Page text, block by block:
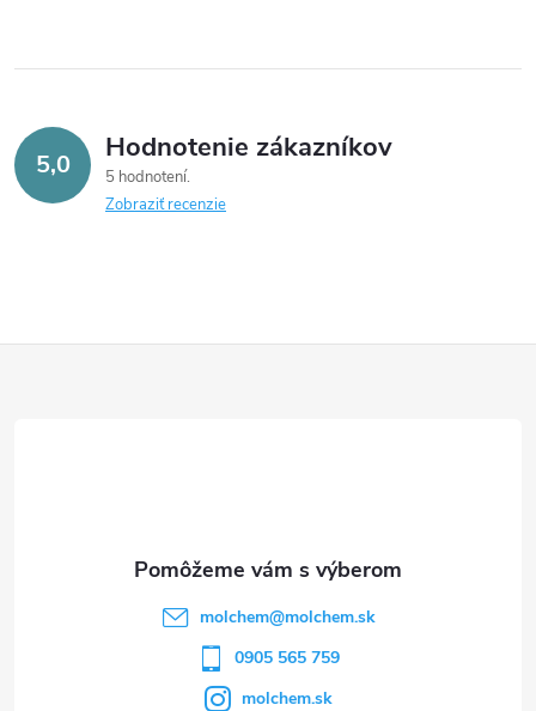
5,0 Hodnotenie zákazníkov
5 hodnotení
Zobraziť recenzie
molchem@molchem.sk
0905 565 759
molchem.sk